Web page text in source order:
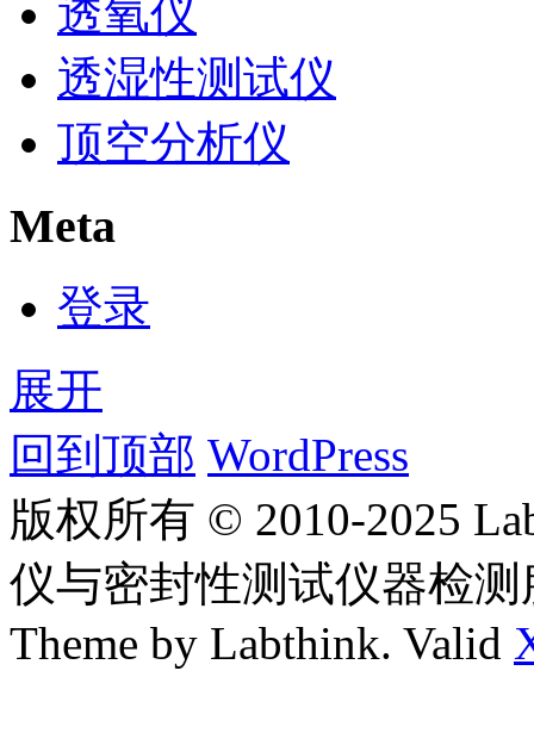
透氧仪
透湿性测试仪
顶空分析仪
Meta
登录
展开
回到顶部 WordPress
版权所有 © 2010-2025
仪与密封性测试仪器检
Theme by Labthink. Valid